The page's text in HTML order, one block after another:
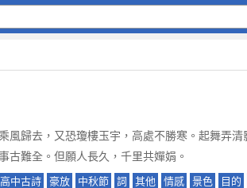
風歸去，又恐瓊樓玉宇，高處不勝寒。起舞弄
古難全。但願人長久，千里共嬋娟。
高中古詩 豪放 中秋節 詞 其他 情感 景色 目的